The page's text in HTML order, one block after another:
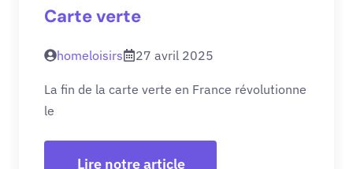
Carte verte
homeloisirs 27 avril 2025
La fin de la carte verte en France révolutionne
le
Lire notre article